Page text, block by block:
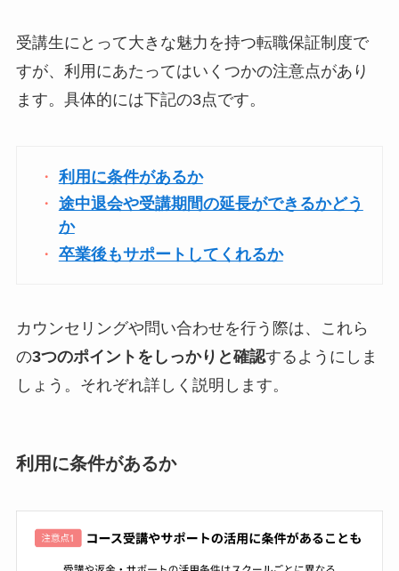
受講生にとって大きな魅力を持つ転職保証制度で
すが、利用にあたってはいくつかの注意点があり
ます。具体的には下記の3点です。
利用に条件があるか
途中退会や受講期間の延長ができるかどう
か
卒業後もサポートしてくれるか
カウンセリングや問い合わせを行う際は、これら
の3つのポイントをしっかりと確認するようにしま
しょう。それぞれ詳しく説明します。
利用に条件があるか